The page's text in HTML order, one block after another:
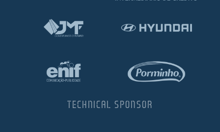
TECHNICAL SPONSOR